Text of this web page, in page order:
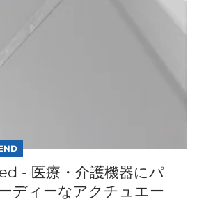
- 医療・介護機器にパ
ディーなアクチュエー